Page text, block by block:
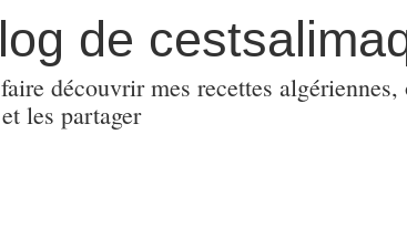
de
découvrir mes recettes
les partager